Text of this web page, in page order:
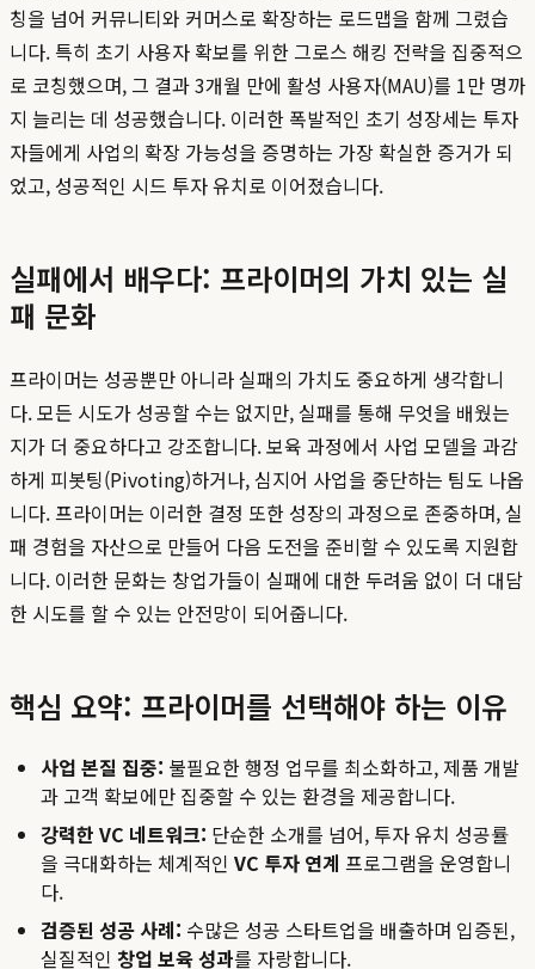
칭을 넘어 커뮤니티와 커머스로 확장하는 로드맵을 함께 그렸습
니다. 특히 초기 사용자 확보를 위한 그로스 해킹 전략을 집중적으
로 코칭했으며, 그 결과 3개월 만에 활성 사용자(MAU)를 1만 명까
지 늘리는 데 성공했습니다. 이러한 폭발적인 초기 성장세는 투자
자들에게 사업의 확장 가능성을 증명하는 가장 확실한 증거가 되
었고, 성공적인 시드 투자 유치로 이어졌습니다.
실패에서 배우다: 프라이머의 가치 있는 실
패 문화
프라이머는 성공뿐만 아니라 실패의 가치도 중요하게 생각합니
다. 모든 시도가 성공할 수는 없지만, 실패를 통해 무엇을 배웠는
지가 더 중요하다고 강조합니다. 보육 과정에서 사업 모델을 과감
하게 피봇팅(Pivoting)하거나, 심지어 사업을 중단하는 팀도 나옵
니다. 프라이머는 이러한 결정 또한 성장의 과정으로 존중하며, 실
패 경험을 자산으로 만들어 다음 도전을 준비할 수 있도록 지원합
니다. 이러한 문화는 창업가들이 실패에 대한 두려움 없이 더 대담
한 시도를 할 수 있는 안전망이 되어줍니다.
핵심 요약: 프라이머를 선택해야 하는 이유
사업 본질 집중: 불필요한 행정 업무를 최소화하고, 제품 개발
과 고객 확보에만 집중할 수 있는 환경을 제공합니다.
강력한 VC 네트워크: 단순한 소개를 넘어, 투자 유치 성공률
을 극대화하는 체계적인 VC 투자 연계 프로그램을 운영합니
다.
검증된 성공 사례: 수많은 성공 스타트업을 배출하며 입증된,
실질적인 창업 보육 성과를 자랑합니다.